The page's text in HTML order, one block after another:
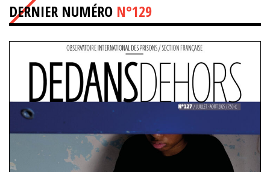
DERNIER NUMÉRO N°129